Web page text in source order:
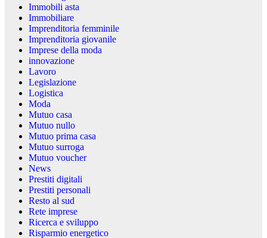
Immobili asta
Immobiliare
Imprenditoria femminile
Imprenditoria giovanile
Imprese della moda
innovazione
Lavoro
Legislazione
Logistica
Moda
Mutuo casa
Mutuo nullo
Mutuo prima casa
Mutuo surroga
Mutuo voucher
News
Prestiti digitali
Prestiti personali
Resto al sud
Rete imprese
Ricerca e sviluppo
Risparmio energetico